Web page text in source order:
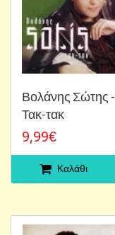
Βολάνης Σώτης -
Τακ-τακ
9,99€
Καλάθι